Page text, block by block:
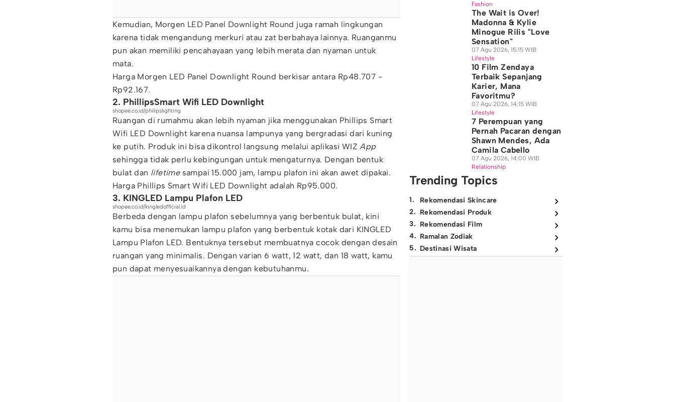
Kemudian, Morgen LED Panel Downlight Round juga ramah lingkungan
karena tidak mengandung merkuri atau zat berbahaya lainnya. Ruanganmu
pun akan memiliki pencahayaan yang lebih merata dan nyaman untuk
mata.
Harga Morgen LED Panel Downlight Round berkisar antara Rp48.707 -
Rp92.167.
2. PhillipsSmart Wifi LED Downlight
shopee.co.id/philipslighting
Ruangan di rumahmu akan lebih nyaman jika menggunakan Phillips Smart
Wifi LED Downlight karena nuansa lampunya yang bergradasi dari kuning
ke putih. Produk ini bisa dikontrol langsung melalui aplikasi WIZApp
sehingga tidak perlu kebingungan untuk mengaturnya. Dengan bentuk
bulat dan lifetimesampai 15.000 jam, lampu plafon ini akan awet dipakai.
Harga Phillips Smart Wifi LED Downlight adalah Rp95.000.
3. KINGLED Lampu Plafon LED
shopee.co.id/kingledofficial.id
Berbeda dengan lampu plafon sebelumnya yang berbentuk bulat, kini
kamu bisa menemukan lampu plafon yang berbentuk kotak dari KINGLED
Lampu Plafon LED. Bentuknya tersebut membuatnya cocok dengan desain
ruangan yang minimalis. Dengan varian 6 watt, 12 watt, dan 18 watt, kamu
pun dapat menyesuaikannya dengan kebutuhanmu.
Fashion
The Wait is Over!
Madonna & Kylie
Minogue Rilis "Love
Sensation"
07 Agu 2026, 15:15 WIB
Lifestyle
10 Film Zendaya
Terbaik Sepanjang
Karier, Mana
Favoritmu?
07 Agu 2026, 14:15 WIB
Lifestyle
7 Perempuan yang
Pernah Pacaran dengan
Shawn Mendes, Ada
Camila Cabello
07 Agu 2026, 14:00 WIB
Relationship
Trending Topics
1.
Rekomendasi Skincare
2. Rekomendasi Produk
3. Rekomendasi Film
4. Ramalan Zodiak
5. Destinasi Wisata